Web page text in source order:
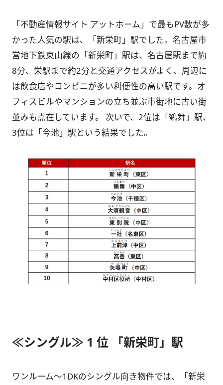
「不動産情報サイト アットホーム」で最もPV数が多
かった人気の駅は、「新栄町」駅でした。名古屋市
営地下鉄東山線の「新栄町」駅は、名古屋駅まで約
8分、栄駅まで約2分と交通アクセスがよく、周辺に
は飲食店やコンビニが多い利便性の高い駅です。オ
フィスビルやマンションの立ち並ぶ市街地に古い街
並みも点在しています。 次いで、2位は「鶴舞」駅、
3位は「今池」駅という結果でした。
≪シングル≫ 1 位 「新栄町」駅
ワンルーム～1DKのシングル向き物件では、「新栄